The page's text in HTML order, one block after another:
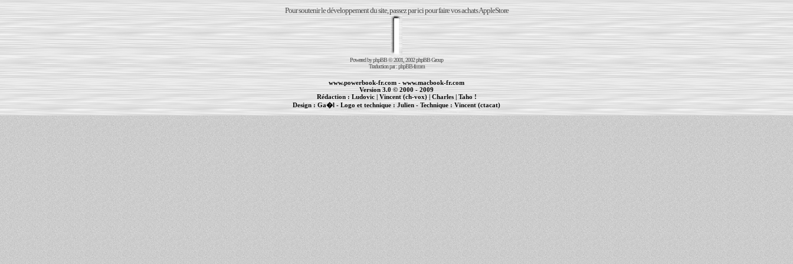
Pour soutenir le développement du site, passez par ici pour faire vos achats AppleStore
Powered byphpBB© 2001, 2002 phpBB Group
Traduction par :phpBB-fr.com
www.powerbook-fr.com - www.macbook-fr.com
Version 3.0 © 2000 - 2009
Rédaction : Ludovic|Vincent (ch-vox)| Charles|Taho !
Design :Ga�l - Logo et technique : Julien - Technique :Vincent (ctacat)
| | cr�ation de sites Internet